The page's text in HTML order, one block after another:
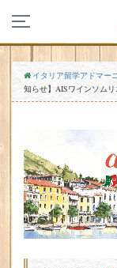
イタリア留学アドマー
知らせ】AISワインソム